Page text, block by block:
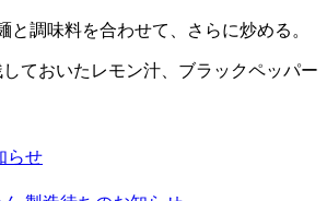
と調味料を合わせて、さらに炒める。
ておいたレモン汁、ブラックペッパー
らせ